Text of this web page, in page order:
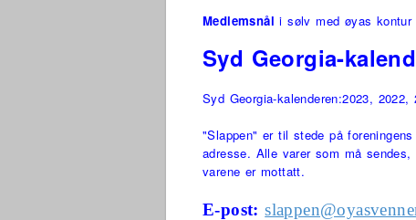
Medlemsnåli sølv med øyas kontur
Syd Georgia-
Syd Georgia-kalenderen:2023,
"Slappen" er til stede på
adresse. Alle varer som må
varene er mottatt.
E-post: